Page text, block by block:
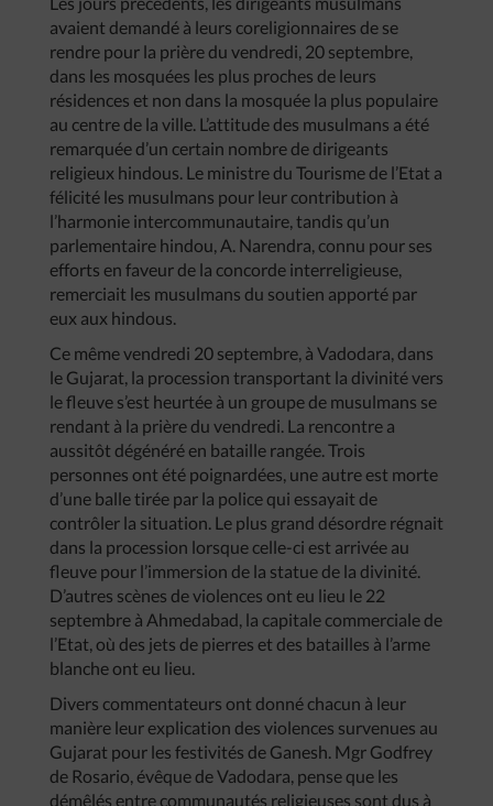
avaient demandé à leurs coreligionnaires de se
rendre pour la prière du vendredi, 20 septembre,
dans les mosquées les plus proches de leurs
résidences et non dans la mosquée la plus populaire
au centre de la ville. L’attitude des musulmans a été
remarquée d’un certain nombre de dirigeants
religieux hindous. Le ministre du Tourisme de l’Etat a
félicité les musulmans pour leur contribution à
l’harmonie intercommunautaire, tandis qu’un
parlementaire hindou, A. Narendra, connu pour ses
efforts en faveur de la concorde interreligieuse,
remerciait les musulmans du soutien apporté par
eux aux hindous.
Ce même vendredi 20 septembre, à Vadodara, dans
le Gujarat, la procession transportant la divinité vers
le fleuve s’est heurtée à un groupe de musulmans se
rendant à la prière du vendredi. La rencontre a
aussitôt dégénéré en bataille rangée. Trois
personnes ont été poignardées, une autre est morte
d’une balle tirée par la police qui essayait de
contrôler la situation. Le plus grand désordre régnait
dans la procession lorsque celle-ci est arrivée au
fleuve pour l’immersion de la statue de la divinité.
D’autres scènes de violences ont eu lieu le 22
septembre à Ahmedabad, la capitale commerciale de
l’Etat, où des jets de pierres et des batailles à l’arme
blanche ont eu lieu.
Divers commentateurs ont donné chacun à leur
manière leur explication des violences survenues au
Gujarat pour les festivités de Ganesh. Mgr Godfrey
de Rosario, évêque de Vadodara, pense que les
démêlés entre communautés religieuses sont dus à